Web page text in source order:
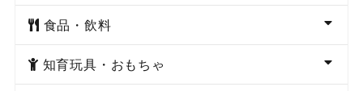
食品・飲料
知育玩具・おもちゃ